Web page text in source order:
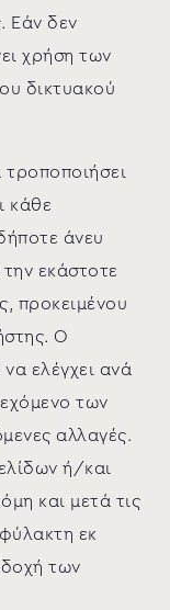
Εάν δεν
χρήση των
δικτυακού
τροποποιήσει
κάθε
άνευ
εκάστοτε
προκειμένου
Ο
ελέγχει ανά
των
αλλαγές.
ή/και
και μετά τις
εκ
των